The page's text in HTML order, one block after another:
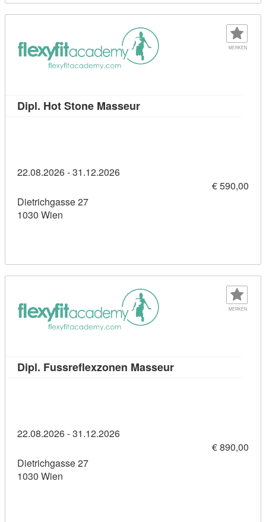
MERKEN
Dipl. Hot Stone MasseurKursdetail: Dipl. Hot Stone
22.08.2026 - 31.12.2026
€ 590,00
Dietrichgasse 27
1030 Wien
MERKEN
Dipl. Fussreflexzonen MasseurKursdetail: Dipl.
22.08.2026 - 31.12.2026
€ 890,00
Dietrichgasse 27
1030 Wien